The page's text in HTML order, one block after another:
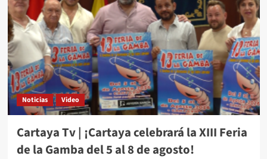
Noticias Video
Cartaya Tv | ¡Cartaya celebrará la XIII Feria
de la Gamba del 5 al 8 de agosto!